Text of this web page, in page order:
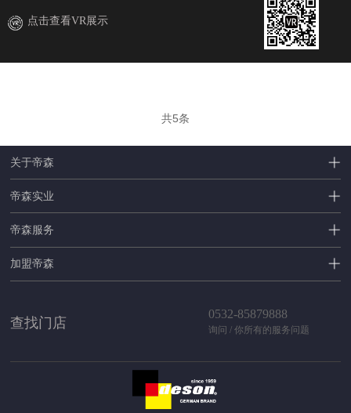
点击查看VR展示
共5条
关于帝森
帝森实业
帝森服务
加盟帝森
查找门店
0532-85879888
询问 / 你所有的服务问题